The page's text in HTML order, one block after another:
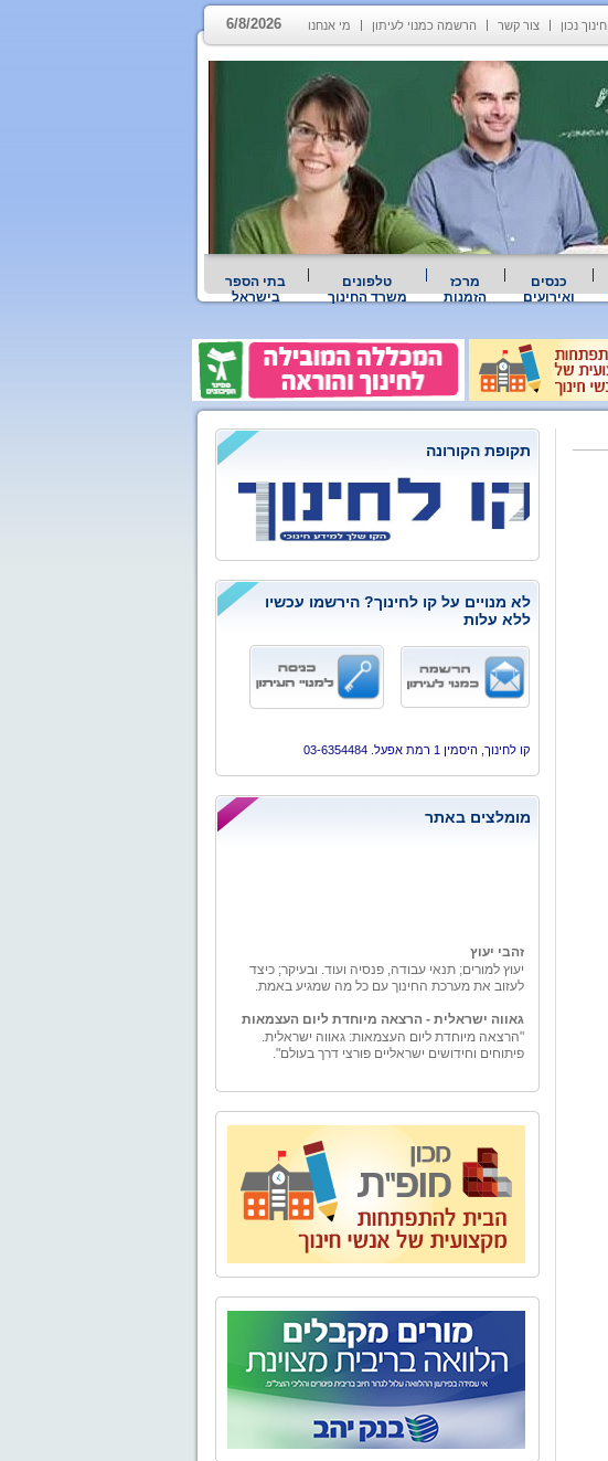
חינוך נכון צור קשר הרשמה כמנוי לעיתון מי אנחנו 6/8/2026
כנסים
ואירועים
מרכז
הזמנות
טלפונים
משרד החינוך
בתי הספר
בישראל
תקופת הקורונה
לא מנויים על קו לחינוך? הירשמו עכשיו
ללא עלות
קו לחינוך, היסמין 1 רמת אפעל. 03-6354484
מומלצים באתר
יעוץ למורים; תנאי עבודה, פנסיה ועוד. ובעיקר; כיצד
לעזוב את מערכת החינוך עם כל מה שמגיע באמת.
"הרצאה מיוחדת ליום העצמאות: גאווה ישראלית.
פיתוחים וחידושים ישראליים פורצי דרך בעולם".
"גמולים – ייעוץ למורה" הוקמה ע"י טל וייס, בעל תואר
"גמולים - יעוץ למורה" מספקת למגזר עובדי מערכת
החינוך בפרט ולמגזרי המשק השונים בכלל, בדיקה
אובייקטיבית ומגוון פתרונות פיננסיים להם ולבני ביתם.
מאחורינו אלפי שעות ייעוץ פיננסי ופנסיוני לכל מגזרי
המשק השונים.
אל הטבע - טיולים, אירועים, ימי גיבוש וסדנאות
לארגונים,סדנאות O.D.T
"אל הטבע" מתמחה בהפקת פעילויות שונות בטבע -
הצוות של "אל הטבע" בשילוב התפאורה של טבע
ארצנו מבטיח יציאה מהשגרה וחוויה שתיזכר לזמן רב.
בית ביאליק
לאחרונה, נפתח מחדש מוזיאון בית ביאליק, ביתו של
המשורר הלאומי חיים נחמן ביאליק. לאחר עבודת
שיקום ושיחזור יוצאת דופן החושפת ומאירה את רוח
האיש והתקופה, מזמין אתכם בית ביאליק להתוודע